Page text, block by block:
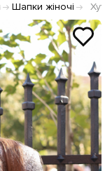
Шапки жіночі